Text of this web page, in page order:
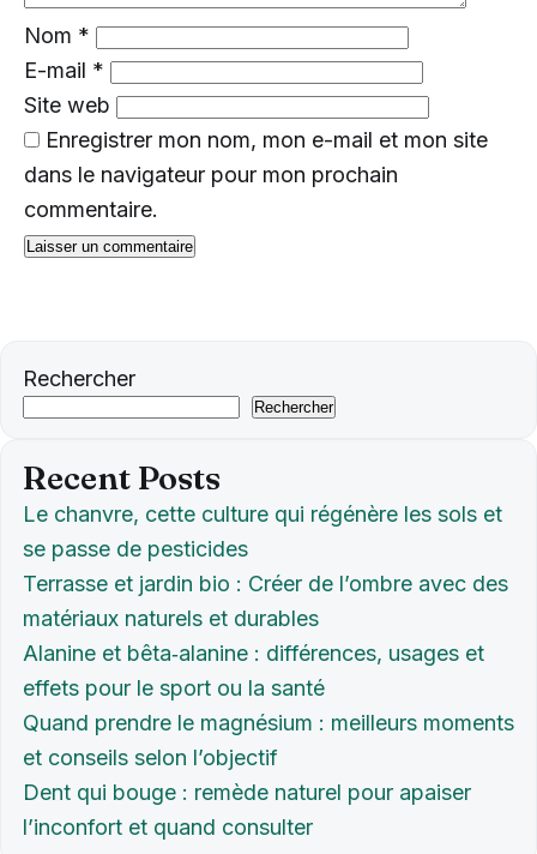
Nom *
E-mail *
Site web
Enregistrer mon nom, mon e-mail et mon site
dans le navigateur pour mon prochain
commentaire.
Rechercher
Rechercher
Recent Posts
Le chanvre, cette culture qui régénère les sols et
se passe de pesticides
Terrasse et jardin bio : Créer de l’ombre avec des
matériaux naturels et durables
Alanine et bêta‑alanine : différences, usages et
effets pour le sport ou la santé
Quand prendre le magnésium : meilleurs moments
et conseils selon l’objectif
Dent qui bouge : remède naturel pour apaiser
l’inconfort et quand consulter